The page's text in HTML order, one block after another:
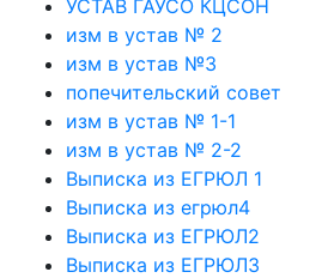
УСТАВ ГАУСО КЦСОН
изм в устав № 2
изм в устав №3
попечительский совет
изм в устав № 1-1
изм в устав № 2-2
Выписка из ЕГРЮЛ 1
Выписка из егрюл4
Выписка из ЕГРЮЛ2
Выписка из ЕГРЮЛ3